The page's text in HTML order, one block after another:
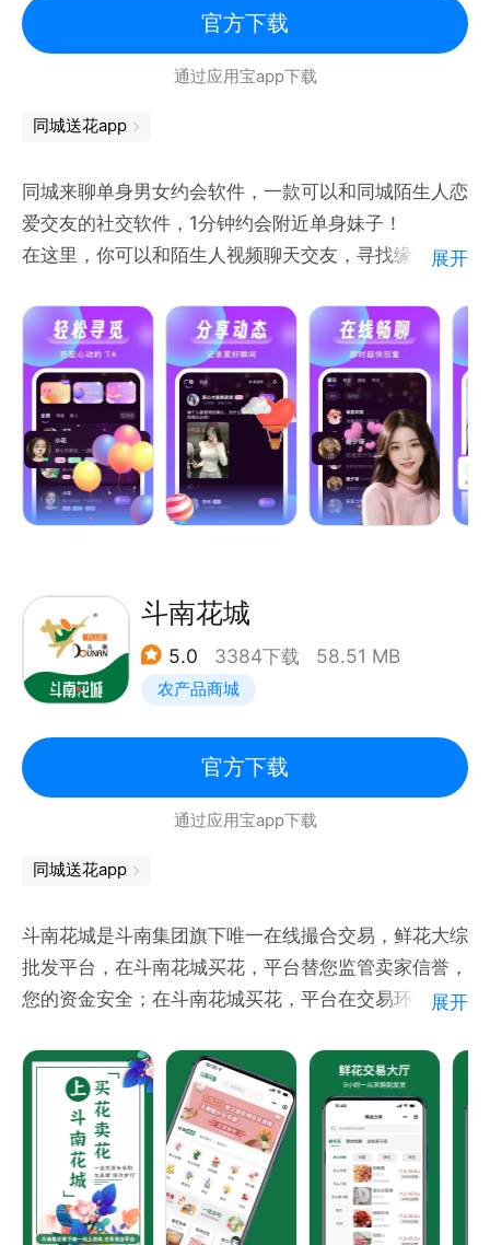
订单管理：
便捷订单管理，订单信息一目了然，随时跟踪。
充值优惠：
官方下载
通过应用宝app下载
同城送花app
同城来聊单身男女约会软件，一款可以和同城陌生人恋
爱交友的社交软件，1分钟约会附近单身妹子！
在这里，你可以和陌生人视频聊天交友，寻找缘分；多
分享生活动态，懂你的人会如约而至。
同城交友约会让你的交友充满别样情趣，快乐约单，默
默告别单身。
线上聊天、相识，视频见面、同城相伴。
聊天的妹子都经过了人工+系统双重认证，保证真人视
频交友，同城附近人资料在线查看，让你大胆交友，放
心畅聊！
展开
斗南花城
5.0 3384下载 58.51 MB
农产品商城
官方下载
通过应用宝app下载
同城送花app
斗南花城是斗南集团旗下唯一在线撮合交易，鲜花大综
批发平台，在斗南花城买花，平台替您监管卖家信誉，
您的资金安全；在斗南花城买花，平台在交易环节中质
个品种任您挑选，一站式源头采购、大品牌保价护行。
展开